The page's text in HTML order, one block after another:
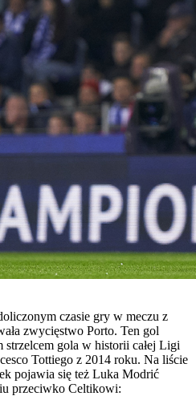
czasie gry w meczu z
zwycięstwo Porto. Ten gol
strzelcem gola w historii całej Ligi
Tottiego z 2014 roku. Na liście
pojawia się też Luka Modrić
przeciwko Celtikowi: